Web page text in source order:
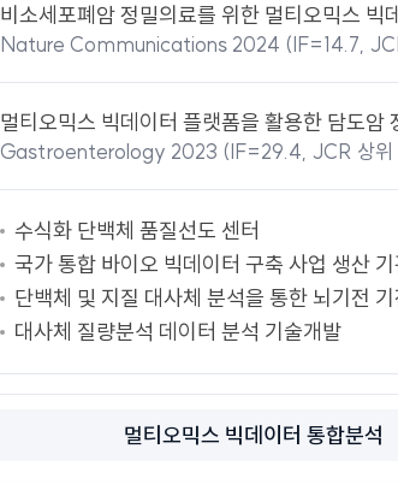
비소세포폐암 정밀의료를 위한 멀티오믹스 빅
Nature Communications 2024 (IF=14.7,
멀티오믹스 빅데이터 플랫폼을 활용한 담도암
Gastroenterology 2023 (IF=29.4, JCR 상위
수식화 단백체 품질선도 센터
국가 통합 바이오 빅데이터 구축 사업 생산
단백체 및 지질 대사체 분석을 통한 뇌기전
대사체 질량분석 데이터 분석 기술개발
멀티오믹스 빅데이터 통합분석